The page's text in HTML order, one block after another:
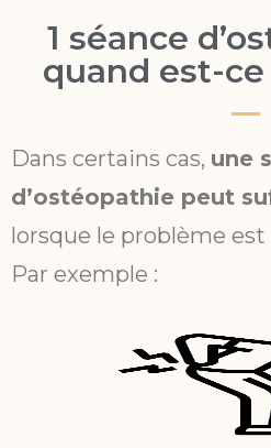
1 séance
quand est-
Dans certains cas, une
d’ostéopathie peut
lorsque le problème est
Par exemple :